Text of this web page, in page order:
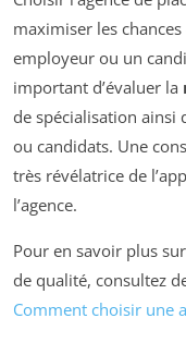
maximiser les
employeur ou un
important d’évaluer la
de spécialisation ainsi
ou candidats. Une
très révélatrice de
l’agence.
Pour en savoir plus
de qualité, consultez
Comment choisir une